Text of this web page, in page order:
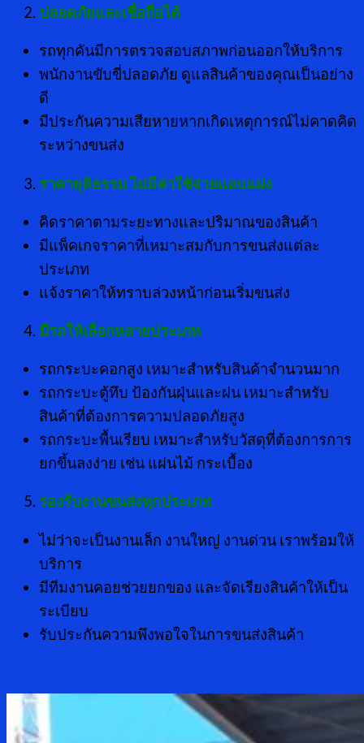
ปลอดภัยและเชื่อถือได้
รถทุกคันมีการตรวจสอบสภาพก่อนออกให้บริการ
พนักงานขับขี่ปลอดภัย ดูแลสินค้าของคุณเป็นอย่าง
ดี
มีประกันความเสียหายหากเกิดเหตุการณ์ไม่คาดคิด
ระหว่างขนส่ง
ราคายุติธรรม ไม่มีค่าใช้จ่ายแอบแฝง
คิดราคาตามระยะทางและปริมาณของสินค้า
มีแพ็คเกจราคาที่เหมาะสมกับการขนส่งแต่ละ
ประเภท
แจ้งราคาให้ทราบล่วงหน้าก่อนเริ่มขนส่ง
มีรถให้เลือกหลายประเภท
รถกระบะคอกสูง เหมาะสำหรับสินค้าจำนวนมาก
รถกระบะตู้ทึบ ป้องกันฝุ่นและฝน เหมาะสำหรับ
สินค้าที่ต้องการความปลอดภัยสูง
รถกระบะพื้นเรียบ เหมาะสำหรับวัสดุที่ต้องการการ
ยกขึ้นลงง่าย เช่น แผ่นไม้ กระเบื้อง
รองรับงานขนส่งทุกประเภท
ไม่ว่าจะเป็นงานเล็ก งานใหญ่ งานด่วน เราพร้อมให้
บริการ
มีทีมงานคอยช่วยยกของ และจัดเรียงสินค้าให้เป็น
ระเบียบ
รับประกันความพึงพอใจในการขนส่งสินค้า